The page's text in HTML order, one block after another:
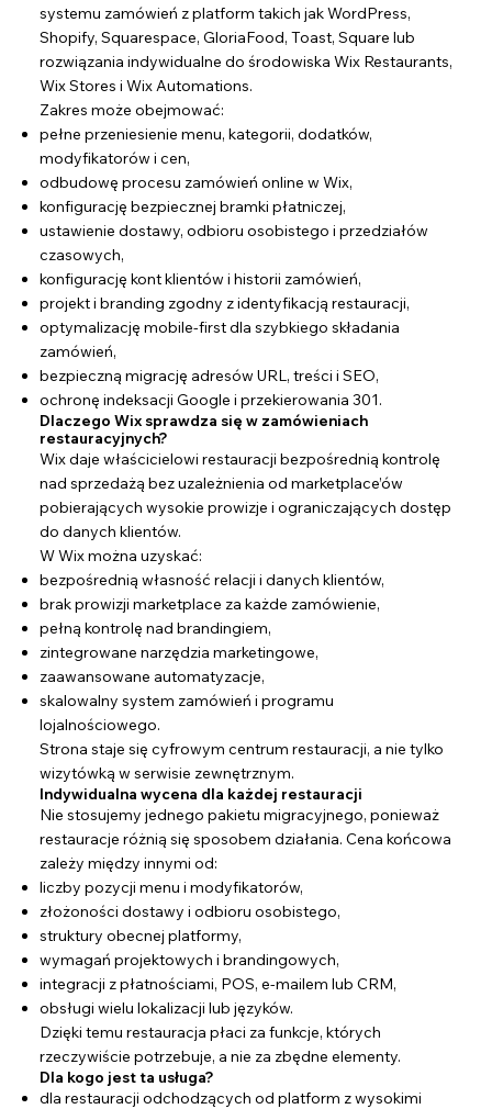
systemu zamówień z platform takich jak WordPress,
Shopify, Squarespace, GloriaFood, Toast, Square lub
rozwiązania indywidualne do środowiska Wix Restaurants,
Wix Stores i Wix Automations.
Zakres może obejmować:
pełne przeniesienie menu, kategorii, dodatków,
modyfikatorów i cen,
odbudowę procesu zamówień online w Wix,
konfigurację bezpiecznej bramki płatniczej,
ustawienie dostawy, odbioru osobistego i przedziałów
czasowych,
konfigurację kont klientów i historii zamówień,
projekt i branding zgodny z identyfikacją restauracji,
optymalizację mobile-first dla szybkiego składania
zamówień,
bezpieczną migrację adresów URL, treści i SEO,
ochronę indeksacji Google i przekierowania 301.
Dlaczego Wix sprawdza się w zamówieniach
restauracyjnych?
Wix daje właścicielowi restauracji bezpośrednią kontrolę
nad sprzedażą bez uzależnienia od marketplace’ów
pobierających wysokie prowizje i ograniczających dostęp
do danych klientów.
W Wix można uzyskać:
bezpośrednią własność relacji i danych klientów,
brak prowizji marketplace za każde zamówienie,
pełną kontrolę nad brandingiem,
zintegrowane narzędzia marketingowe,
zaawansowane automatyzacje,
skalowalny system zamówień i programu
lojalnościowego.
Strona staje się cyfrowym centrum restauracji, a nie tylko
wizytówką w serwisie zewnętrznym.
Indywidualna wycena dla każdej restauracji
Nie stosujemy jednego pakietu migracyjnego, ponieważ
restauracje różnią się sposobem działania. Cena końcowa
zależy między innymi od:
liczby pozycji menu i modyfikatorów,
złożoności dostawy i odbioru osobistego,
struktury obecnej platformy,
wymagań projektowych i brandingowych,
integracji z płatnościami, POS, e-mailem lub CRM,
obsługi wielu lokalizacji lub języków.
Dzięki temu restauracja płaci za funkcje, których
rzeczywiście potrzebuje, a nie za zbędne elementy.
Dla kogo jest ta usługa?
dla restauracji odchodzących od platform z wysokimi